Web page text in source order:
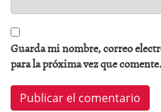
Guarda mi nombre, correo
para la próxima vez que comente.